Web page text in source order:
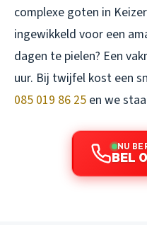
complexe goten in
ingewikkeld voor een
dagen te pielen? Een
uur. Bij twijfel kost een
085 019 86 25 en we
NU
BEL